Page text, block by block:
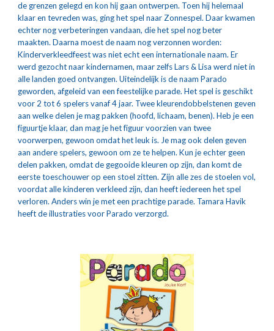
de grenzen gelegd en kon hij gaan ontwerpen. Toen hij helemaal
klaar en tevreden was, ging het spel naar Zonnespel. Daar kwamen
echter nog verbeteringen vandaan, die het spel nog beter
maakten. Daarna moest de naam nog verzonnen worden:
Kinderverkleedfeest was niet echt een internationale naam. Er
werd gezocht naar kindernamen, maar zelfs Lars & Lisa werd niet in
alle landen goed ontvangen. Uiteindelijk is de naam Parado
geworden, afgeleid van een feestelijke parade. Het spel is geschikt
voor 2 tot 6 spelers vanaf 4 jaar. Twee kleurendobbelstenen geven
aan welke delen je mag pakken (hoofd, lichaam, benen). Heb je een
figuurtje klaar, dan mag je het figuur voorzien van twee
voorwerpen, gewoon omdat het leuk is. Je mag ook delen geven
aan andere spelers, gewoon om ze te helpen. Kun je echter geen
delen pakken, omdat de gegooide kleuren op zijn, dan komt de
eerste toeschouwer op een stoel zitten. Zijn alle zes de stoelen vol,
voordat alle kinderen verkleed zijn, dan heeft iedereen het spel
verloren. Anders win je met een prachtige parade. Tamara Havik
heeft de illustraties voor Parado verzorgd.